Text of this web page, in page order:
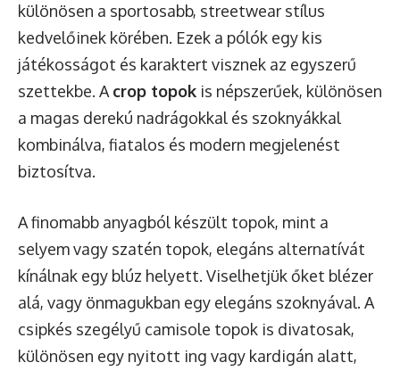
különösen a sportosabb, streetwear stílus
kedvelőinek körében. Ezek a pólók egy kis
játékosságot és karaktert visznek az egyszerű
szettekbe. A crop topok is népszerűek, különösen
a magas derekú nadrágokkal és szoknyákkal
kombinálva, fiatalos és modern megjelenést
biztosítva.
A finomabb anyagból készült topok, mint a
selyem vagy szatén topok, elegáns alternatívát
kínálnak egy blúz helyett. Viselhetjük őket blézer
alá, vagy önmagukban egy elegáns szoknyával. A
csipkés szegélyű camisole topok is divatosak,
különösen egy nyitott ing vagy kardigán alatt,